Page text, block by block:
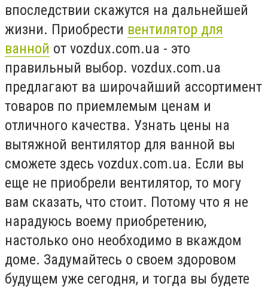
впоследствии скажутся на дальнейшей
жизни. Приобрести вентилятор для
ванной от vozdux.com.ua - это
правильный выбор. vozdux.com.ua
предлагают ва широчайший ассортимент
товаров по приемлемым ценам и
отличного качества. Узнать цены на
вытяжной вентилятор для ванной вы
сможете здесь vozdux.com.ua. Если вы
еще не приобрели вентилятор, то могу
вам сказать, что стоит. Потому что я не
нарадуюсь воему приобретению,
настолько оно необходимо в вкаждом
доме. Задумайтесь о своем здоровом
будущем уже сегодня, и тогда вы будете